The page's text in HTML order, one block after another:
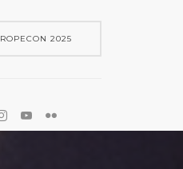
ROPECON 2025